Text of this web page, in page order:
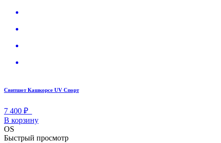
Свитшот Кашкорсе UV Спорт
7 400 ₽
В корзину
OS
Быстрый просмотр